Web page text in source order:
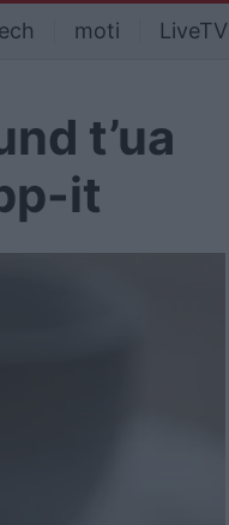
moti LiveTV
t’ua
it